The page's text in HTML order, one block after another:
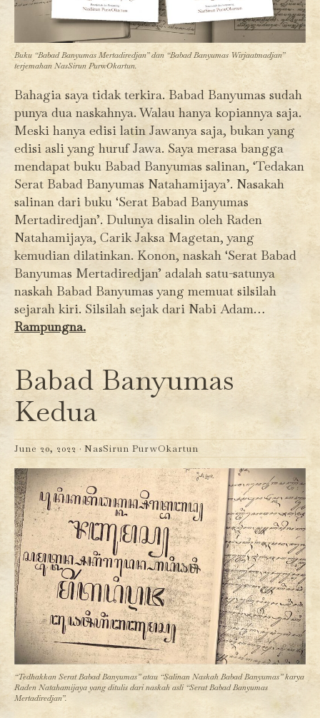
Buku “Babad Banyumas Mertadiredjan” dan “Babad Banyumas Wirjaatmadjan”
terjemahan NasSirun PurwOkartun.
Bahagia saya tidak terkira. Babad Banyumas sudah
punya dua naskahnya. Walau hanya kopiannya saja.
Meski hanya edisi latin Jawanya saja, bukan yang
edisi asli yang huruf Jawa. Saya merasa bangga
mendapat buku Babad Banyumas salinan, ‘Tedakan
Serat Babad Banyumas Natahamijaya’. Nasakah
salinan dari buku ‘Serat Babad Banyumas
Mertadiredjan’. Dulunya disalin oleh Raden
Natahamijaya, Carik Jaksa Magetan, yang
kemudian dilatinkan. Konon, naskah ‘Serat Babad
Banyumas Mertadiredjan’ adalah satu-satunya
naskah Babad Banyumas yang memuat silsilah
sejarah kiri. Silsilah sejak dari Nabi Adam…
Rampungna.
Babad Banyumas
Kedua
June 20, 2022 · NasSirun PurwOkartun
“Tedhakkan Serat Babad Banyumas” atau “Salinan Naskah Babad Banyumas” karya
Raden Natahamijaya yang ditulis dari naskah asli “Serat Babad Banyumas
Mertadiredjan”.